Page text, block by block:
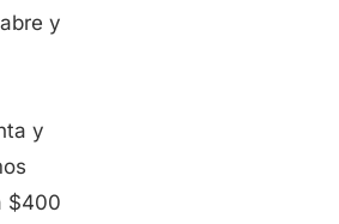
y
y
$400